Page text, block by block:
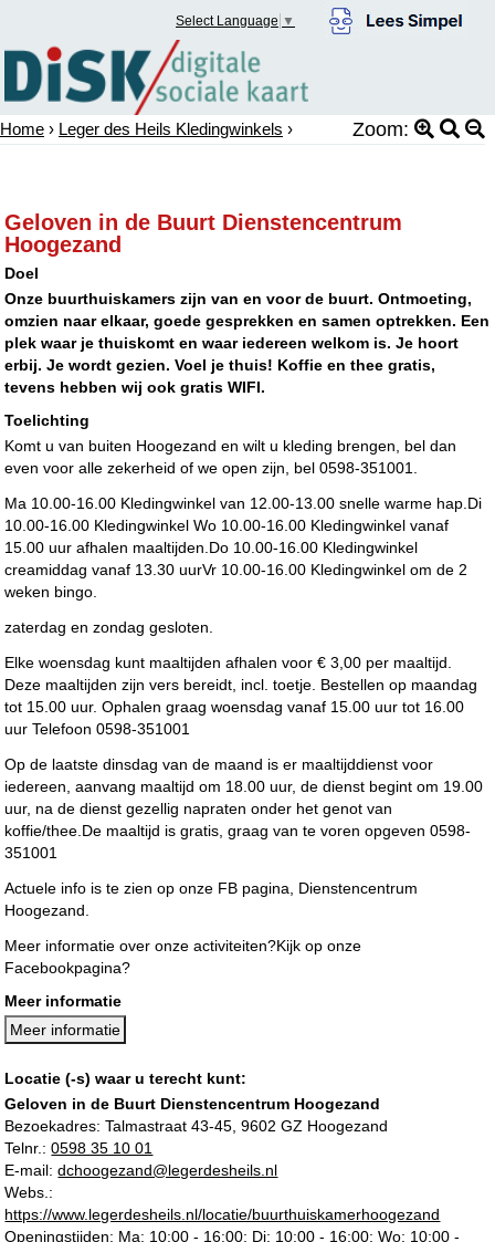
Select Language ▼
Home › Leger des Heils Kledingwinkels › Zoom:
Geloven in de Buurt Dienstencentrum
Hoogezand
Doel
Onze buurthuiskamers zijn van en voor de buurt. Ontmoeting,
omzien naar elkaar, goede gesprekken en samen optrekken. Een
plek waar je thuiskomt en waar iedereen welkom is. Je hoort
erbij. Je wordt gezien. Voel je thuis! Koffie en thee gratis,
tevens hebben wij ook gratis WIFI.
Toelichting
Komt u van buiten Hoogezand en wilt u kleding brengen, bel dan
even voor alle zekerheid of we open zijn, bel 0598-351001.
Ma 10.00-16.00 Kledingwinkel van 12.00-13.00 snelle warme hap.Di
10.00-16.00 Kledingwinkel Wo 10.00-16.00 Kledingwinkel vanaf
15.00 uur afhalen maaltijden.Do 10.00-16.00 Kledingwinkel
creamiddag vanaf 13.30 uurVr 10.00-16.00 Kledingwinkel om de 2
weken bingo.
zaterdag en zondag gesloten.
Elke woensdag kunt maaltijden afhalen voor € 3,00 per maaltijd.
Deze maaltijden zijn vers bereidt, incl. toetje. Bestellen op maandag
tot 15.00 uur. Ophalen graag woensdag vanaf 15.00 uur tot 16.00
uur Telefoon 0598-351001
Op de laatste dinsdag van de maand is er maaltijddienst voor
iedereen, aanvang maaltijd om 18.00 uur, de dienst begint om 19.00
uur, na de dienst gezellig napraten onder het genot van
koffie/thee.De maaltijd is gratis, graag van te voren opgeven 0598-
351001
Actuele info is te zien op onze FB pagina, Dienstencentrum
Hoogezand.
Meer informatie over onze activiteiten?Kijk op onze
Facebookpagina?
Meer informatie
Meer informatie
Locatie (-s) waar u terecht kunt:
Geloven in de Buurt Dienstencentrum Hoogezand
Bezoekadres:Talmastraat 43-45, 9602 GZ Hoogezand
Telnr.:0598 35 10 01
E-mail:dchoogezand@legerdesheils.nl
Webs.:
https://www.legerdesheils.nl/locatie/buurthuiskamerhoogezand
Openingstijden: Ma: 10:00 - 16:00; Di: 10:00 - 16:00; Wo: 10:00 -